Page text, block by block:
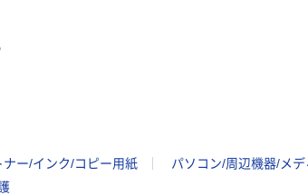
ナー/インク/コピー用紙 パソコン/周辺機器/メデ